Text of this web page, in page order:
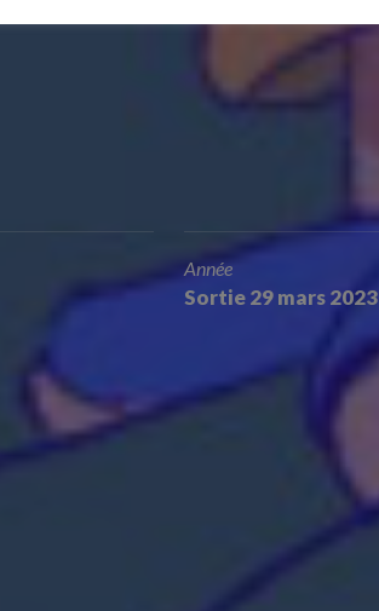
Année
Sortie 29 mars 2023